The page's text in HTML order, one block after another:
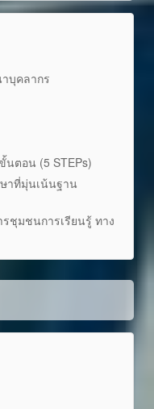
บุคลากร
นตอน (5 STEPs)
าที่มุ่นเน้นฐาน
ชุมชนการเรียนรู้ ทาง